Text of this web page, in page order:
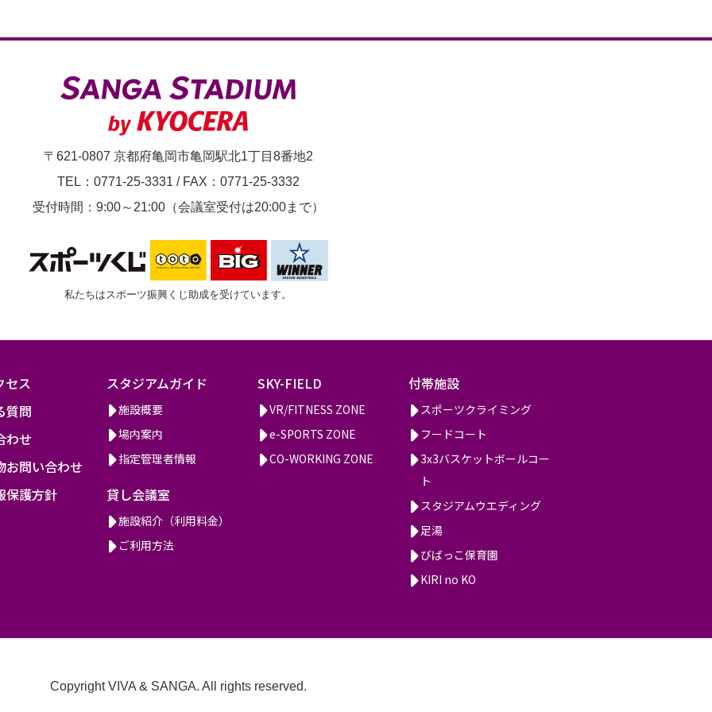
〒621-0807 京都府亀岡市亀岡駅北1丁目8番地2
TEL：0771-25-3331 / FAX：0771-25-3332
受付時間：9:00～21:00（会議室受付は20:00まで）
私たちはスポーツ振興くじ助成を受けています。
セス
質問
わせ
お問い合わせ
保護方針
スタジアムガイド
施設概要
場内案内
指定管理者情報
貸し会議室
施設紹介（利用料金）
ご利用方法
SKY-FIELD
VR/FITNESS ZONE
e-SPORTS ZONE
CO-WORKING ZONE
付帯施設
スポーツクライミング
フードコート
3x3バスケットボールコー
ト
スタジアムウエディング
足湯
びばっこ保育園
KIRI no KO
Copyright VIVA & SANGA. All rights reserved.